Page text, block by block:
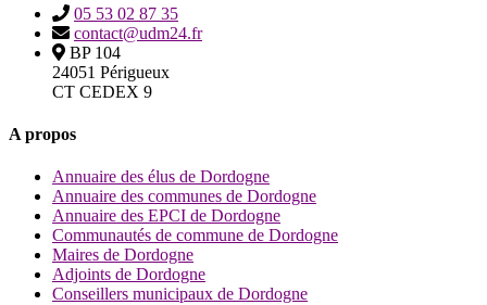
05 53 02 87 35
contact@udm24.fr
BP 104
24051 Périgueux
CT CEDEX 9
A propos
Annuaire des élus de Dordogne
Annuaire des communes de Dordogne
Annuaire des EPCI de Dordogne
Communautés de commune de Dordogne
Maires de Dordogne
Adjoints de Dordogne
Conseillers municipaux de Dordogne